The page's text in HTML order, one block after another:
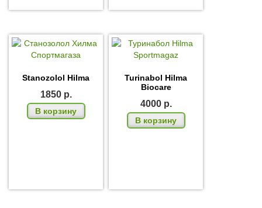
Stanozolol Hilma
1850 р.
В корзину
Turinabol Hilma
Biocare
4000 р.
В корзину